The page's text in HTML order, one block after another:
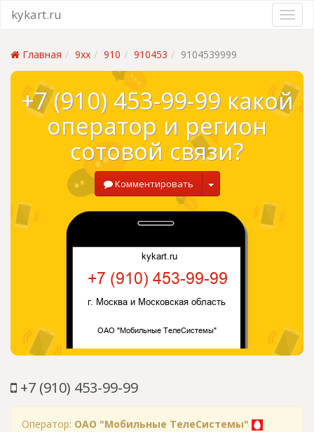
kykart.ru
Главная 9xx 910 910453 9104539999
+7 (910) 453-99-99 какой
оператор и регион
сотовой связи?
Комментировать
+7 (910) 453-99-99
Оператор: ОАО "Мобильные ТелеСистемы"